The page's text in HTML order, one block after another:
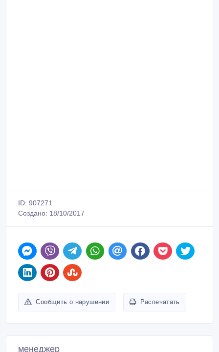
ID: 907271
Создано: 18/10/2017
Сообщить о нарушении Распечатать
менеджер